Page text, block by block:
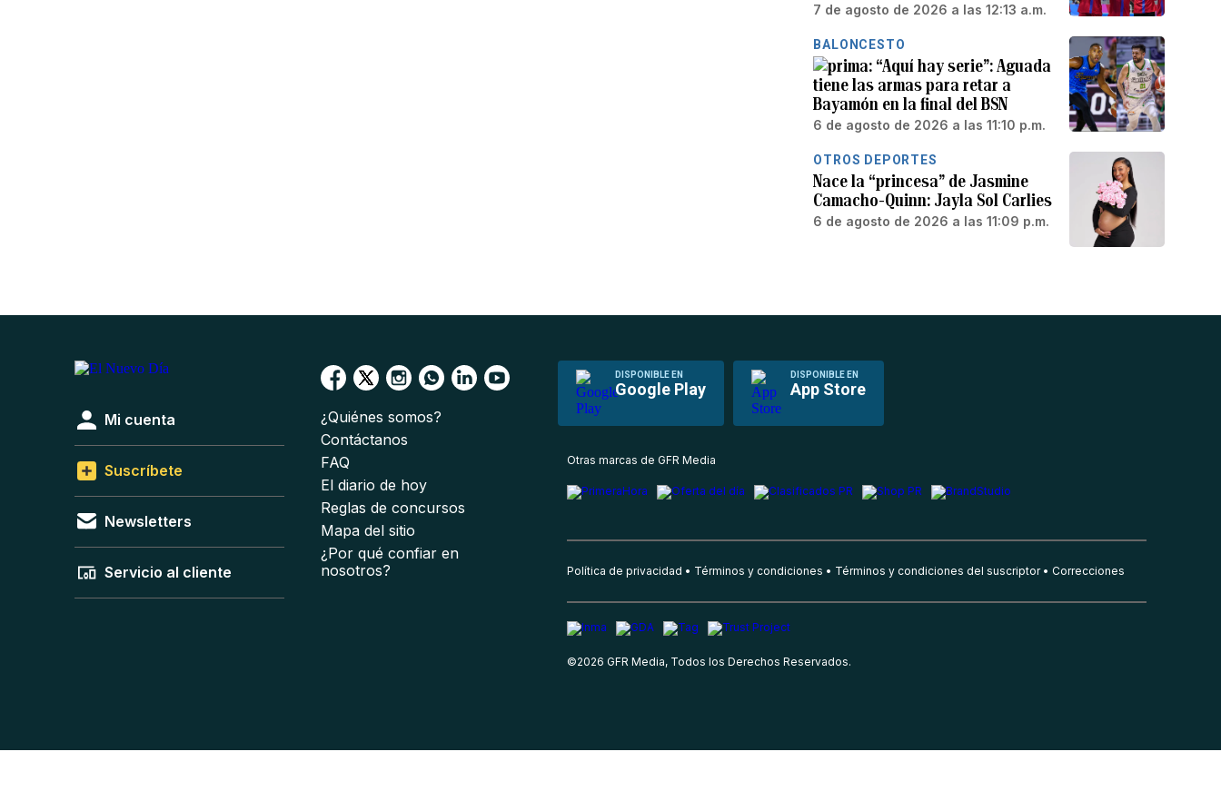
7 de agosto de 2026 a las 12:13 a.m.
BALONCESTO
“Aquí hay serie”: Aguada
tiene las armas para retar a
Bayamón en la final del BSN
6 de agosto de 2026 a las 11:10 p.m.
OTROS DEPORTES
Nace la “princesa” de Jasmine
Camacho-Quinn: Jayla Sol Carlies
6 de agosto de 2026 a las 11:09 p.m.
DISPONIBLE EN
Google Play
DISPONIBLE EN
App Store
Mi cuenta
Suscríbete
Newsletters
Servicio al cliente
¿Quiénes somos?
Contáctanos
FAQ
El diario de hoy
Reglas de concursos
Mapa del sitio
¿Por qué confiar en
nosotros?
Otras marcas de GFR Media
Política de privacidad Términos y condiciones Términos y condiciones del suscriptor Correcciones
©2026 GFR Media, Todos los Derechos Reservados.